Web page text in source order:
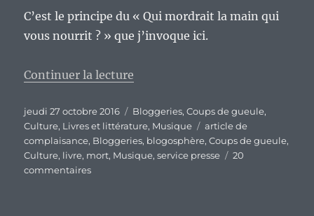
C’est le principe du « Qui mordrait la main qui
vous nourrit ? » que j’invoque ici.
Continuer la lecture
Publié
le
jeudi 27 octobre 2016 Catégories
Bloggeries,Coups de gueule,
Culture, Livres et littérature, Musique Étiquettes
article de
complaisance, Bloggeries, blogosphère,Coups de gueule,
Culture, livre, mort, Musique,service presse
20
commentairessur